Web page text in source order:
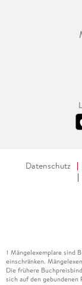
Datenschutz
1 Mängelexemplare sind
einschränken.
Die frühere
sich auf den gebundenen